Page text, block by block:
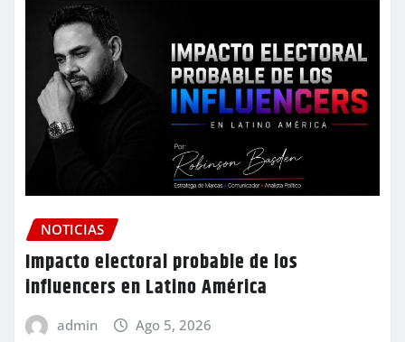
NOTICIAS
Impacto electoral probable de los
influencers en Latino América
admin Ago 5, 2026